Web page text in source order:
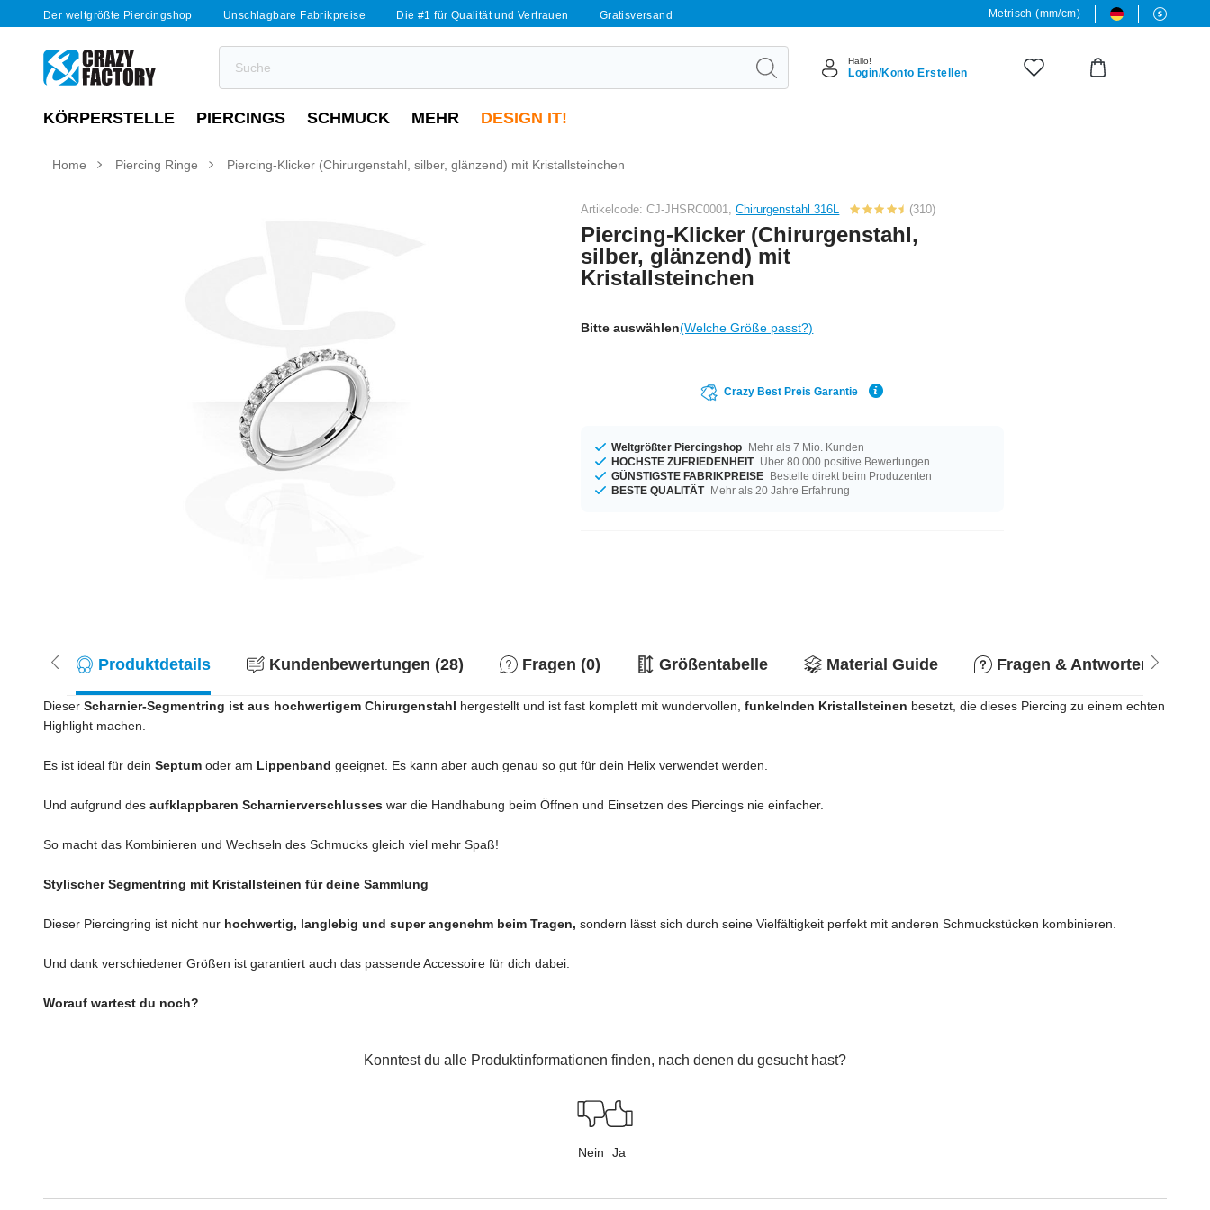
Der weltgrößte Piercingshop Unschlagbare Fabrikpreise Die #1 für Qualität und Vertrauen Gratisversand Metrisch (mm/cm)
Hallo!
Login/Konto Erstellen
KÖRPERSTELLE PIERCINGS SCHMUCK MEHR DESIGN IT!
Home Piercing Ringe Piercing-Klicker (Chirurgenstahl, silber, glänzend) mit Kristallsteinchen
Artikelcode: CJ-JHSRC0001,Chirurgenstahl 316L (310)
Piercing-Klicker (Chirurgenstahl,
silber, glänzend) mit
Kristallsteinchen
Bitte auswählen(Welche Größe passt?)
Crazy Best Preis Garantie
Weltgrößter Piercingshop Mehr als 7 Mio. Kunden
HÖCHSTE ZUFRIEDENHEIT Über 80.000 positive Bewertungen
GÜNSTIGSTE FABRIKPREISE Bestelle direkt beim Produzenten
BESTE QUALITÄT Mehr als 20 Jahre Erfahrung
Produktdetails Kundenbewertungen (28) Fragen (0) Größentabelle Material Guide Fragen & Antworten
Dieser Scharnier-Segmentring ist aus hochwertigem Chirurgenstahl hergestellt und ist fast komplett mit wundervollen, funkelnden Kristallsteinen besetzt, die dieses Piercing zu einem echten
Highlight machen.
Es ist ideal für dein Septum oder am Lippenband geeignet. Es kann aber auch genau so gut für dein Helix verwendet werden.
Und aufgrund des aufklappbaren Scharnierverschlusses war die Handhabung beim Öffnen und Einsetzen des Piercings nie einfacher.
So macht das Kombinieren und Wechseln des Schmucks gleich viel mehr Spaß!
Stylischer Segmentring mit Kristallsteinen für deine Sammlung
Dieser Piercingring ist nicht nur hochwertig, langlebig und super angenehm beim Tragen, sondern lässt sich durch seine Vielfältigkeit perfekt mit anderen Schmuckstücken kombinieren.
Und dank verschiedener Größen ist garantiert auch das passende Accessoire für dich dabei.
Worauf wartest du noch?
Konntest du alle Produktinformationen finden, nach denen du gesucht hast?
Nein Ja